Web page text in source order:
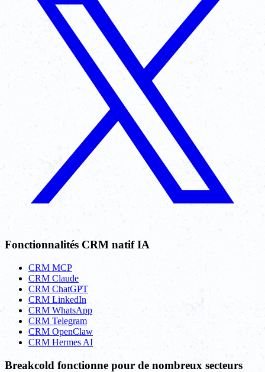
Fonctionnalités CRM natif IA
CRM MCP
CRM Claude
CRM ChatGPT
CRM LinkedIn
CRM WhatsApp
CRM Telegram
CRM OpenClaw
CRM Hermes AI
Breakcold fonctionne pour de nombreux secteurs